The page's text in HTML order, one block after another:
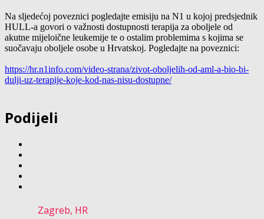
Na sljedećoj poveznici pogledajte emisiju na N1 u kojoj predsjednik
HULL-a govori o važnosti dostupnosti terapija za oboljele od
akutne mijeloične leukemije te o ostalim problemima s kojima se
suočavaju oboljele osobe u Hrvatskoj. Pogledajte na poveznici:
https://hr.n1info.com/video-strana/zivot-oboljelih-od-aml-a-bio-bi-
dulji-uz-terapije-koje-kod-nas-nisu-dostupne/
Podijeli
Zagreb, HR